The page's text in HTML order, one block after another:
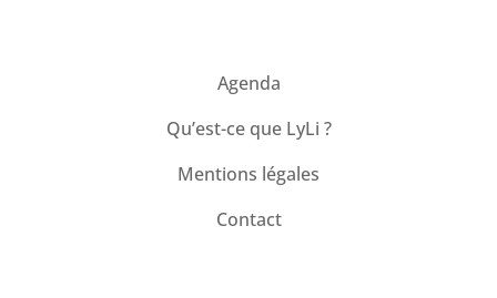
Agenda
Qu’est-ce que LyLi ?
Mentions légales
Contact